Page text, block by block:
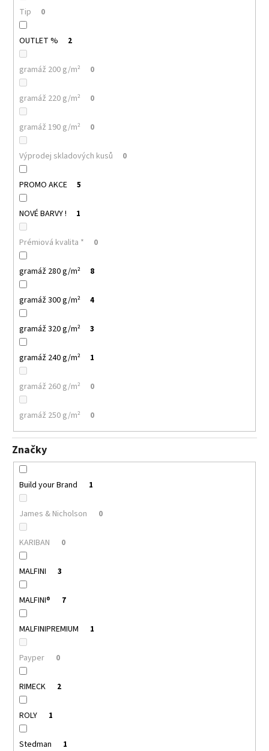
Tip 0
OUTLET % 2
gramáž 200 g/m² 0
gramáž 220 g/m² 0
gramáž 190 g/m² 0
Výprodej skladových kusů 0
PROMO AKCE 5
NOVÉ BARVY ! 1
Prémiová kvalita * 0
gramáž 280 g/m² 8
gramáž 300 g/m² 4
gramáž 320 g/m² 3
gramáž 240 g/m² 1
gramáž 260 g/m² 0
gramáž 250 g/m² 0
Značky
Build your Brand 1
James & Nicholson 0
KARIBAN 0
MALFINI 3
MALFINI® 7
MALFINIPREMIUM 1
Payper 0
RIMECK 2
ROLY 1
Stedman 1
m
MALFINI
CITY
120
DÁMSKÉ
TRIČKO,
150
G,
VOLNÝ
STŘIH
106
Kč